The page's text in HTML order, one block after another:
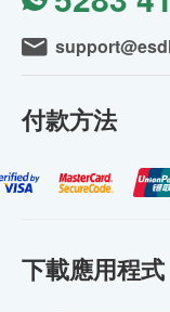
付款方法
下載應用程式